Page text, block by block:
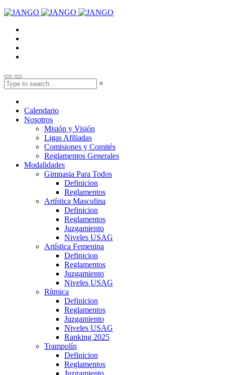
×
Calendario
Nosotros
Misión y Visión
Ligas Afiliadas
Comisiones y Comités
Reglamentos Generales
Modalidades
Gimnasia Para Todos
Definicion
Reglamentos
Artística Masculina
Definicion
Reglamentos
Juzgamiento
Niveles USAG
Artística Femenina
Definicion
Reglamentos
Juzgamiento
Niveles USAG
Rítmica
Definicion
Reglamentos
Juzgamiento
Niveles USAG
Ranking 2025
Trampolín
Definicion
Reglamentos
Juzgamiento